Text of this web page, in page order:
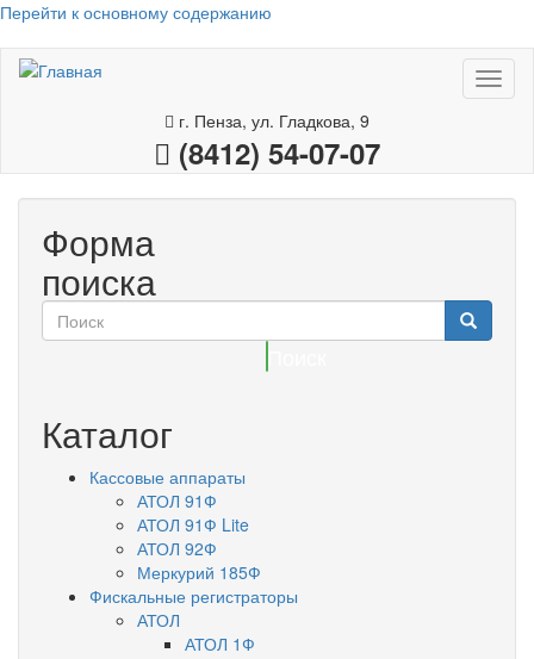
Перейти к основному содержанию
г. Пенза, ул. Гладкова, 9
(8412) 54-07-07
Форма
поиска
Каталог
Кассовые аппараты
АТОЛ 91Ф
АТОЛ 91Ф Lite
АТОЛ 92Ф
Меркурий 185Ф
Фискальные регистраторы
АТОЛ
АТОЛ 1Ф